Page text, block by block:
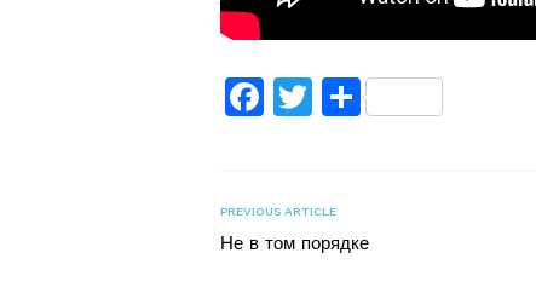
Facebook
TwitterПоділитися
PREVIOUS ARTICLE
Не в том порядке